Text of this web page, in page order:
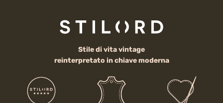
Stile di vita vintage
reinterpretato in chiave moderna